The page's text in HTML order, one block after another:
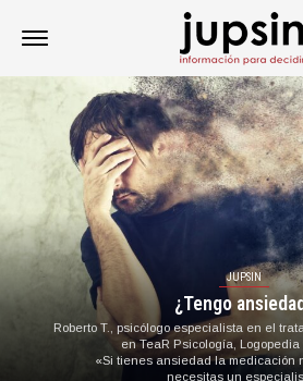
JUPSIN
¿Tengo
Roberto T., psicólogo especialista en el
en TeaR Psicología, Logopedia
«Si tienes ansiedad la medicación
necesitas un